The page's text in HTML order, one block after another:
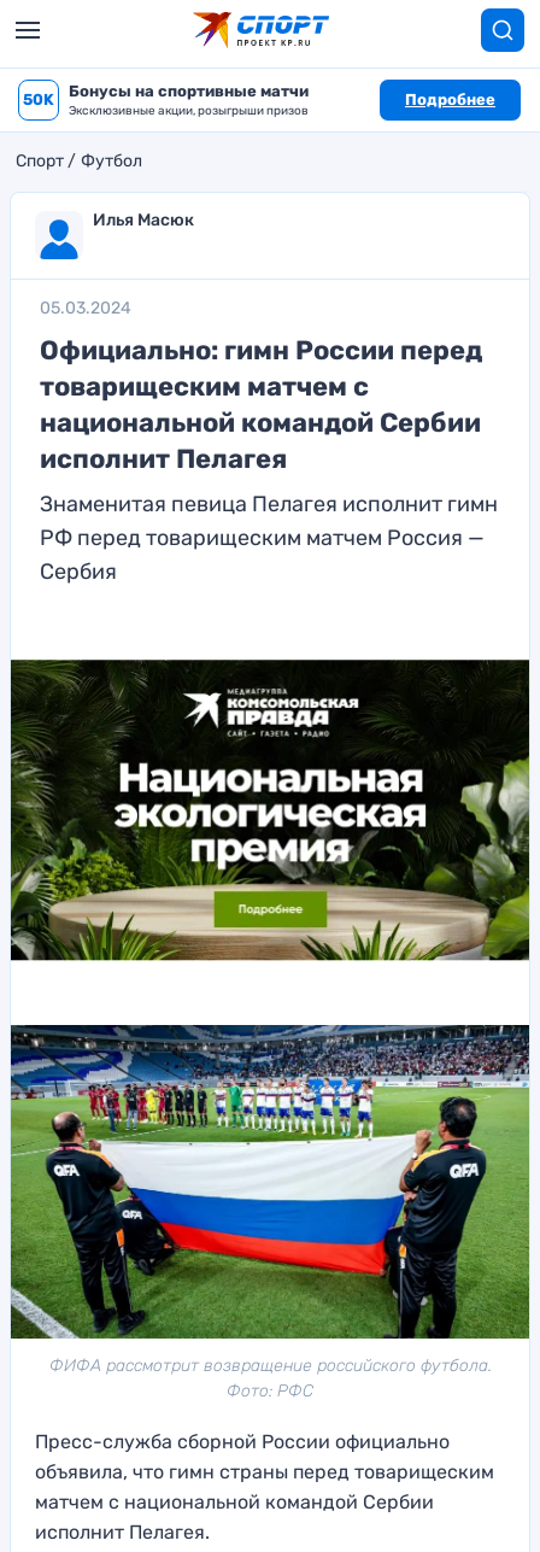
50K Бонусы на спортивные матчи
Эксклюзивные акции, розыгрыши призов
Подробнее
Спорт Футбол
Илья Масюк
05.03.2024
Официально: гимн России перед
товарищеским матчем с
национальной командой Сербии
исполнит Пелагея
Знаменитая певица Пелагея исполнит гимн
РФ перед товарищеским матчем Россия —
Сербия
ФИФА рассмотрит возвращение российского футбола.
Фото: РФС
Пресс-служба сборной России официально
объявила, что гимн страны перед товарищеским
матчем с национальной командой Сербии
исполнит Пелагея.